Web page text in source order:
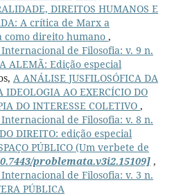
DIREITOS HUMANOS E
A crítica de Marx a
direito humano ,
de Filosofia: v. 9 n.
ALEMÃ: Edição especial
A ANÁLISE JUSFILOSÓFICA DA
IDEOLOGIA AO EXERCÍCIO DO
DO INTERESSE COLETIVO ,
de Filosofia: v. 8 n.
DIREITO: edição especial
PÚBLICO (Um verbete de
problemata.v3i2.15109],
de Filosofia: v. 3 n.
PÚBLICA